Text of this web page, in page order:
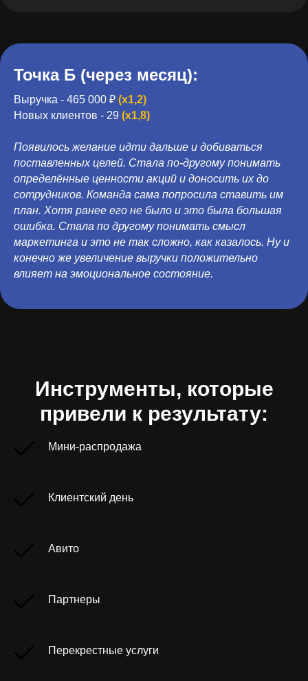
Точка Б (через месяц):
Выручка - 465 000 ₽ (х1,2)
Новых клиентов - 29 (х1,8)
Появилось желание идти дальше и добиваться
поставленных целей. Стала по-другому понимать
определённые ценности акций и доносить их до
сотрудников. Команда сама попросила ставить им
план. Хотя ранее его не было и это была большая
ошибка. Стала по другому понимать смысл
маркетинга и это не так сложно, как казалось. Ну и
конечно же увеличение выручки положительно
влияет на эмоциональное состояние.
Инструменты, которые
привели к результату:
Мини-распродажа
Клиентский день
Авито
Партнеры
Перекрестные услуги